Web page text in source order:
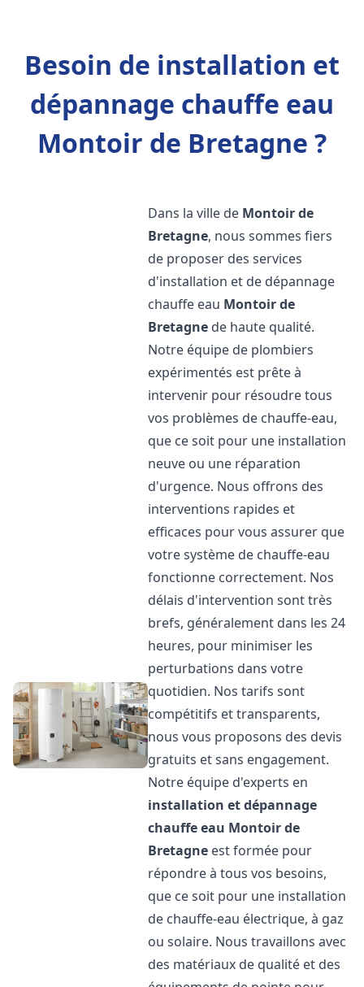
Besoin de installation et
dépannage chauffe eau
Montoir de Bretagne ?
Dans la ville de Montoir de
Bretagne, nous sommes fiers
de proposer des services
d'installation et de dépannage
chauffe eau Montoir de
Bretagne de haute qualité.
Notre équipe de plombiers
expérimentés est prête à
intervenir pour résoudre tous
vos problèmes de chauffe-eau,
que ce soit pour une installation
neuve ou une réparation
d'urgence. Nous offrons des
interventions rapides et
efficaces pour vous assurer que
votre système de chauffe-eau
fonctionne correctement. Nos
délais d'intervention sont très
brefs, généralement dans les 24
heures, pour minimiser les
perturbations dans votre
quotidien. Nos tarifs sont
compétitifs et transparents,
nous vous proposons des devis
gratuits et sans engagement.
Notre équipe d'experts en
installation et dépannage
chauffe eau Montoir de
Bretagne est formée pour
répondre à tous vos besoins,
que ce soit pour une installation
de chauffe-eau électrique, à gaz
ou solaire. Nous travaillons avec
des matériaux de qualité et des